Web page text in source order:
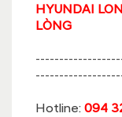
HYUNDAI
LÒNG
Hotline: 094